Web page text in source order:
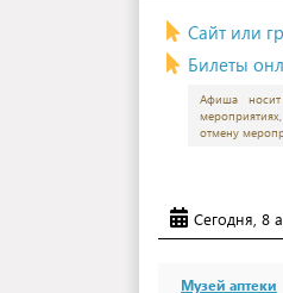
Сайт или
Билеты
Афиша носит
отмену
Сегодня, 8
Музей аптеки